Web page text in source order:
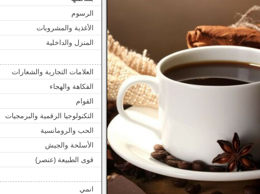
الرسوم
الأغذية والمشروبات
المنزل والداخلية
العلامات التجارية والشعارات
الفكاهة والهجاء
القوام
التكنولوجيا الرقمية والبرمجيات
الحب والرومانسية
الأسلحة والجيش
قوى الطبيعة (عنصر)
انمي